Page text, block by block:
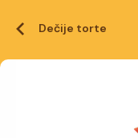
Dečije torte